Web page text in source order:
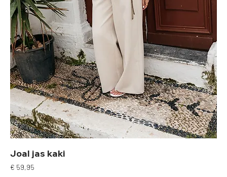
Joal jas kaki
Prijs
€ 59,95